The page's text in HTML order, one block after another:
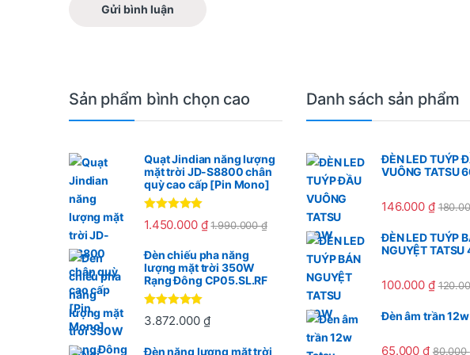
Sản phẩm bình chọn cao
Quạt Jindian năng lượng
mặt trời JD-S8800 chân
quỳ cao cấp [Pin Mono]
Được xếp
hạng5.005
1.450.000 ₫ 1.990.000₫
Đèn chiếu pha năng
lượng mặt trời 350W
Rạng Đông CP05.SL.RF
Được xếp
hạng 55
3.872.000 ₫
Đèn năng lượng mặt trời
Danh sách sản phẩm
ĐÈN LED TUÝP
VUÔNG TATSU
146.000 ₫
ĐÈN LED TUÝP
NGUYỆT TATSU
100.000 ₫
Đèn âm trần
65.000₫ 80.000